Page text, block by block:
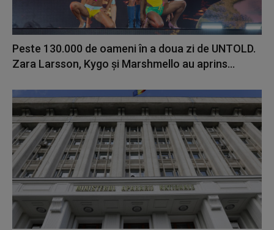
Peste 130.000 de oameni în a doua zi de UNTOLD.
Zara Larsson, Kygo și Marshmello au aprins...